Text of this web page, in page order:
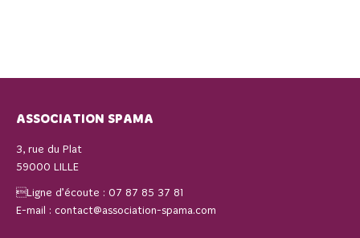
ASSOCIATION SPAMA
3, rue du Plat
59000 LILLE
Ligne d’écoute : 07 87 85 37 81
E-mail : contact@association-spama.com